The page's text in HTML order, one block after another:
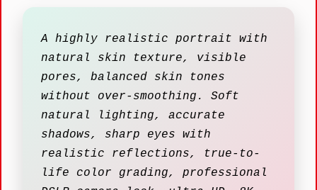
A highly realistic portrait with
natural skin texture, visible
pores, balanced skin tones
without over-smoothing. Soft
natural lighting, accurate
shadows, sharp eyes with
realistic reflections, true-to-
life color grading, professional